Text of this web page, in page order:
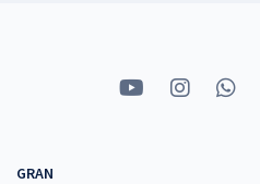
GRAN